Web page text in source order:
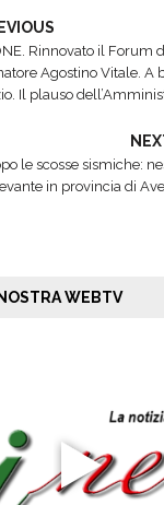
Rinnovato il Forum
Agostino Vitale. A
Il plauso
le scosse sismiche:
in provincia di
WEBTV